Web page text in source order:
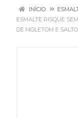
INÍCIO
ESMALTE RISQUE
DE MOLETOM E SALTO